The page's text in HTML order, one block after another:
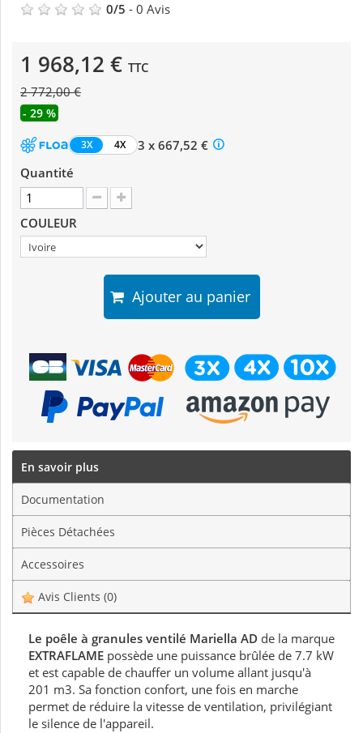
0/5 - 0 Avis
1 968,12 € TTC
2 772,00 €
- 29 %
3X 4X
3 x 667,52 €
Quantité
COULEUR
Ajouter au panier
En savoir plus
Documentation
Pièces Détachées
Accessoires
Avis Clients (0)
Le poêle à granules ventilé Mariella AD de la marque
EXTRAFLAME possède une puissance brûlée de 7.7 kW
et est capable de chauffer un volume allant jusqu'à
201 m3. Sa fonction confort, une fois en marche
permet de réduire la vitesse de ventilation, privilégiant
le silence de l'appareil.